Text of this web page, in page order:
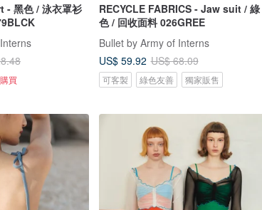
- 黑色 / 泳衣罩衫
買
RECYCLE FABRICS - Jaw suit / 綠
色 / 回收面料 026GREE
Bullet by Army of Interns
US$ 59.92 US$ 68.09
可客製 綠色友善 獨家販售